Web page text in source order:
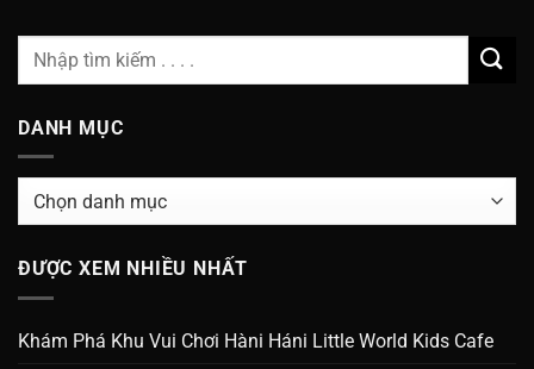
DANH MỤC
Danh
ĐƯỢC XEM NHIỀU NHẤT
Khám Phá Khu Vui Chơi Hàni Háni Little World Kids Cafe